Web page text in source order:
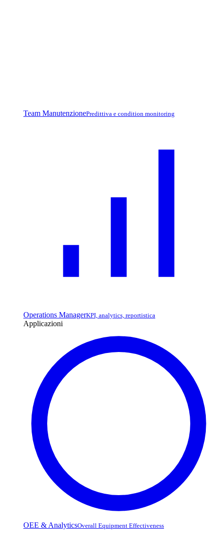
Team ManutenzionePredittiva e condition monitoring
Operations ManagerKPI, analytics, reportistica
Applicazioni
OEE & AnalyticsOverall Equipment Effectiveness